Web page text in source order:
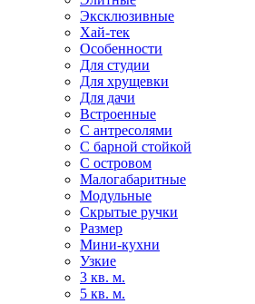
Эксклюзивные
Хай-тек
Особенности
Для студии
Для хрущевки
Для дачи
Встроенные
С антресолями
С барной стойкой
С островом
Малогабаритные
Модульные
Скрытые ручки
Размер
Мини-кухни
Узкие
3 кв. м.
5 кв. м.